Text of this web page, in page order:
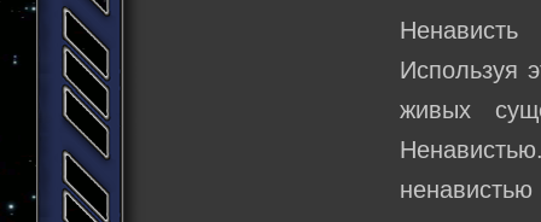
Ненависть
Используя
живых
ненавистью